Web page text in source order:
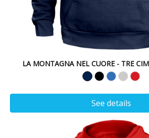
LA MONTAGNA NEL CUORE - TRE
See details